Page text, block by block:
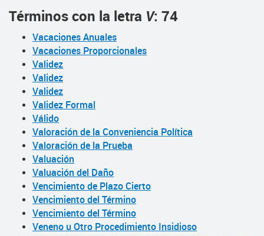
Términos con la letra V: 74
Vacaciones Anuales
Vacaciones Proporcionales
Validez
Validez
Validez
Validez Formal
Válido
Valoración de la Conveniencia Política
Valoración de la Prueba
Valuación
Valuación del Daño
Vencimiento de Plazo Cierto
Vencimiento del Término
Vencimiento del Término
Veneno u Otro Procedimiento Insidioso